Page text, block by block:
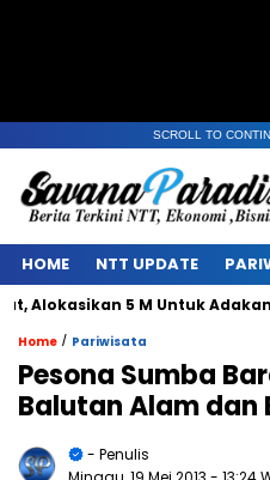
SCROLL TO
HOME NTT UPDATE
5 M Untuk Adakan
Home / Pariwisata
Pesona Sumba
Balutan Alam dan
- Penulis